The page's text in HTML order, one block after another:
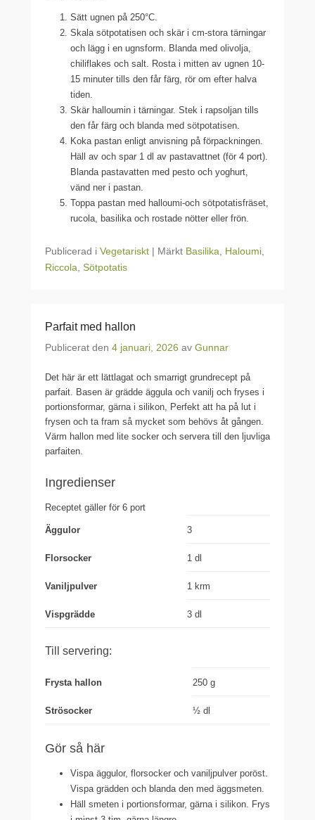
Sätt ugnen på 250°C.
Skala sötpotatisen och skär i cm-stora tärningar
och lägg i en ugnsform. Blanda med olivolja,
chiliflakes och salt. Rosta i mitten av ugnen 10-
15 minuter tills den får färg, rör om efter halva
tiden.
Skär halloumin i tärningar. Stek i rapsoljan tills
den får färg och blanda med sötpotatisen.
Koka pastan enligt anvisning på förpackningen.
Häll av och spar 1 dl av pastavattnet (för 4 port).
Blanda pastavatten med pesto och yoghurt,
vänd ner i pastan.
Toppa pastan med halloumi-och sötpotatisfräset,
rucola, basilika och rostade nötter eller frön.
Publicerad i Vegetariskt | Märkt Basilika Haloumi
Riccola Sötpotatis
Parfait med hallon
Publicerat den 4 januari, 2026 av Gunnar
Det här är ett lättlagat och smarrigt grundrecept på
parfait. Basen är grädde äggula och vanilj och fryses i
portionsformar, gärna i silikon, Perfekt att ha på lut i
frysen och ta fram så mycket som behövs åt gången.
Värm hallon med lite socker och servera till den ljuvliga
parfaiten.
Ingredienser
Receptet gäller för 6 port
Äggulor 3
Florsocker 1 dl
Vaniljpulver 1 krm
Vispgrädde 3 dl
Till servering:
Frysta hallon 250 g
Strösocker ½ dl
Gör så här
Vispa äggulor, florsocker och vaniljpulver poröst.
Vispa grädden och blanda den med äggsmeten.
Häll smeten i portionsformar, gärna i silikon. Frys